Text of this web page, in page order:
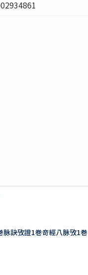
訣攷證1巻竒經八脉攷1巻